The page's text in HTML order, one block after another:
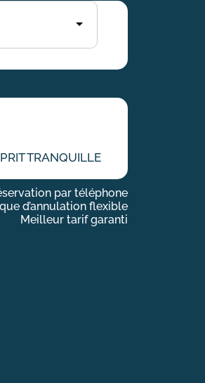
TRANQUILLE
par téléphone
d’annulation flexible
Meilleur tarif garanti